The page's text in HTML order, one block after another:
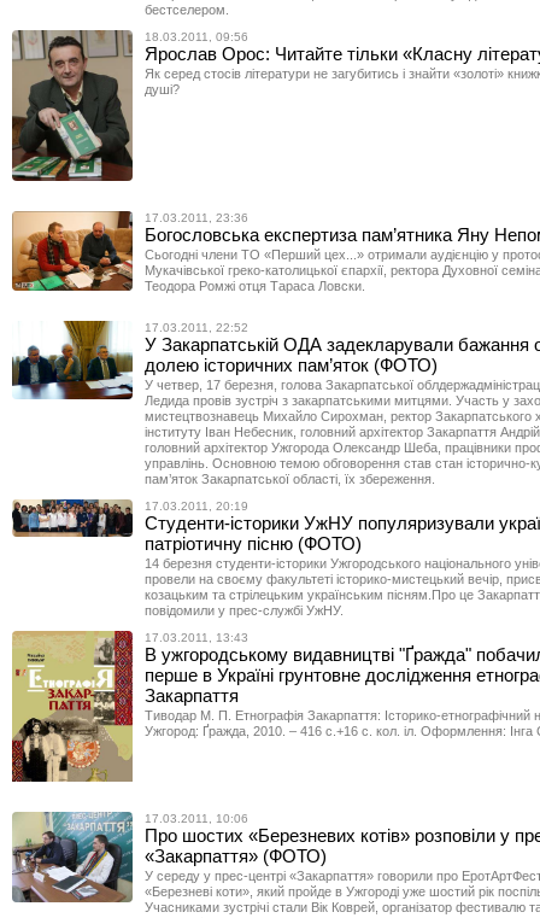
бестселером.
18.03.2011, 09:56
Ярослав Орос: Читайте тільки «Класну
Як серед стосів літератури не загубитись і знайти «золоті»
душі?
17.03.2011, 23:36
Богословська експертиза пам’ятника Яну
Сьогодні члени ТО «Перший цех...» отримали аудієнцію у
Мукачівської греко-католицької єпархії, ректора Духовної
Теодора Ромжі отця Тараса Ловски.
17.03.2011, 22:52
У Закарпатській ОДА задекларували бажання
долею історичних пам’яток (ФОТО)
У четвер, 17 березня, голова Закарпатської
Ледида провів зустріч з закарпатськими митцями. Участь у
мистецтвознавець Михайло Сирохман, ректор Закарпатського
інституту Іван Небесник, головний архітектор Закарпаття
головний архітектор Ужгорода Олександр Шеба, працівники
управлінь. Основною темою обговорення став стан історично-
пам’яток Закарпатської області, їх збереження.
17.03.2011, 20:19
Студенти-історики УжНУ популяризували
патріотичну пісню (ФОТО)
14 березня студенти-історики Ужгородського національного
провели на своєму факультеті історико-мистецький вечір,
козацьким та стрілецьким українським пісням.Про це
повідомили у прес-службі УжНУ.
17.03.2011, 13:43
В ужгородському видавництві "Ґражда"
перше в Україні грунтовне дослідження
Закарпаття
Тиводар М. П. Етнографія Закарпаття: Історико-етнографічний
Ужгород: Ґражда, 2010. – 416 с.+16 с. кол. іл. Оформлення: Інга
17.03.2011, 10:06
Про шостих «Березневих котів» розповіли у
«Закарпаття» (ФОТО)
У середу у прес-центрі «Закарпаття» говорили про
«Березневі коти», який пройде в Ужгороді уже шостий рік
Учасниками зустрічі стали Вік Коврей, організатор фестивалю